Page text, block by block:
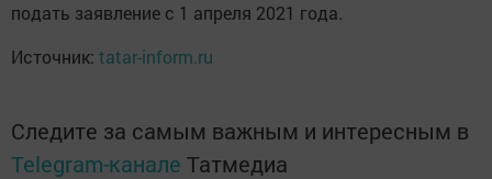
подать заявление с 1 апреля 2021 года.
Источник: tatar-inform.ru
Следите за самым важным и интересным в
Telegram-канале Татмедиа